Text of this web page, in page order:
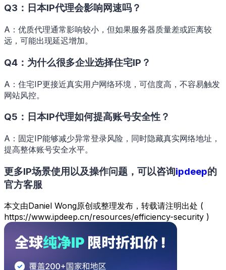
Q3：日本IP代理会影响网速吗？
A：优质代理通常影响较小，但如果服务器质量差或距离较
远，可能出现延迟增加。
Q4：为什么很多企业选择住宅IP？
A：住宅IP更接近真实用户网络环境，可信度高，不容易触发
网站风控。
Q5：日本IP代理如何提高账号安全性？
A：固定IP能够减少异常登录风险，同时隐藏真实网络地址，
提高整体账号安全水平。
更多IP场景使用以及操作问题，可以咨询ipdeep的
官方客服
本文由Daniel Wong原创或整理发布，转载请注明出处 (
https://www.ipdeep.cn/resources/efficiency-security )